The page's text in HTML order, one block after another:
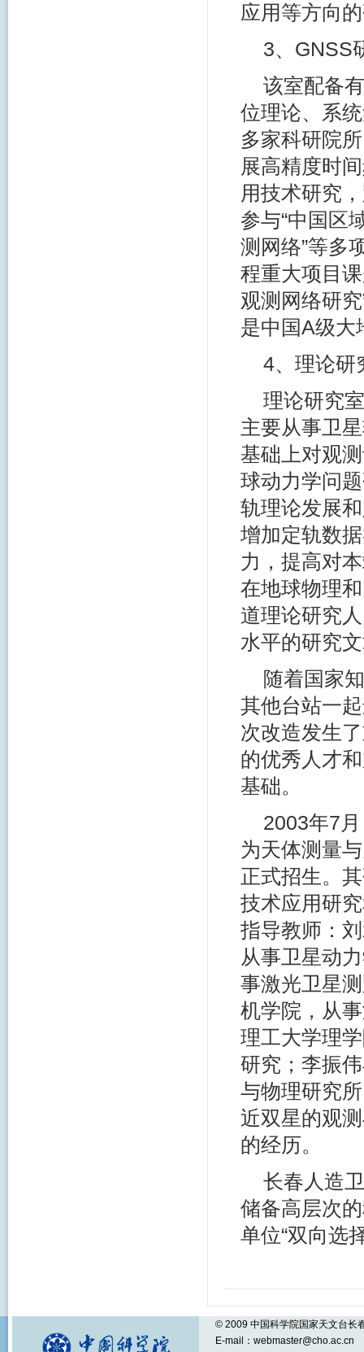
应用等方向
3、GNSS
该室配备
位理论、系
多家科研院
展高精度时
用技术研究
参与“中国区
测网络”等多
程重大项目
观测网络研
是中国A级大
4、理论研
理论研究
主要从事卫
基础上对观
球动力学问
轨理论发展
增加定轨数
力，提高对
在地球物理
道理论研究
水平的研究
随着国家
其他台站一
次改造发生
的优秀人才
基础。
2003年7
为天体测量
正式招生。
技术应用研
指导教师：
从事卫星动
事激光卫星
机学院，从
理工大学理
研究；李振
与物理研究
近双星的观
的经历。
长春人造
储备高层次
单位“双向选
© 2009 中国科学院国家天文台长
E-mail：webmaster@cho.ac.cn